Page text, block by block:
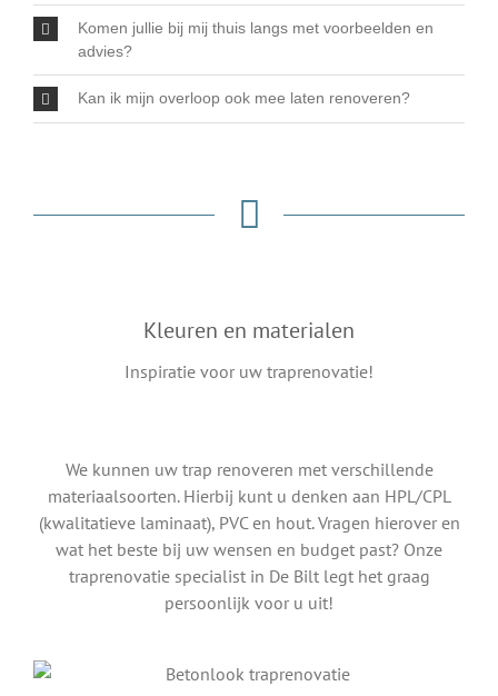
Komen jullie bij mij thuis langs met voorbeelden en
advies?
Kan ik mijn overloop ook mee laten renoveren?
Kleuren en materialen
Inspiratie voor uw traprenovatie!
We kunnen uw trap renoveren met verschillende
materiaalsoorten. Hierbij kunt u denken aan HPL/CPL
(kwalitatieve laminaat), PVC en hout. Vragen hierover en
wat het beste bij uw wensen en budget past? Onze
traprenovatie specialist in De Bilt legt het graag
persoonlijk voor u uit!